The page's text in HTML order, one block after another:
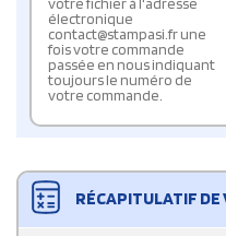
votre fichier à l'adresse
électronique
contact@stampasi.fr une
fois votre commande
passée en nous indiquant
toujours le numéro de
votre commande.
RÉCAPITULATIF DE